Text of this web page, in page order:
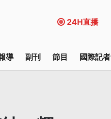
24H直播
導 副刊 節目 國際記者